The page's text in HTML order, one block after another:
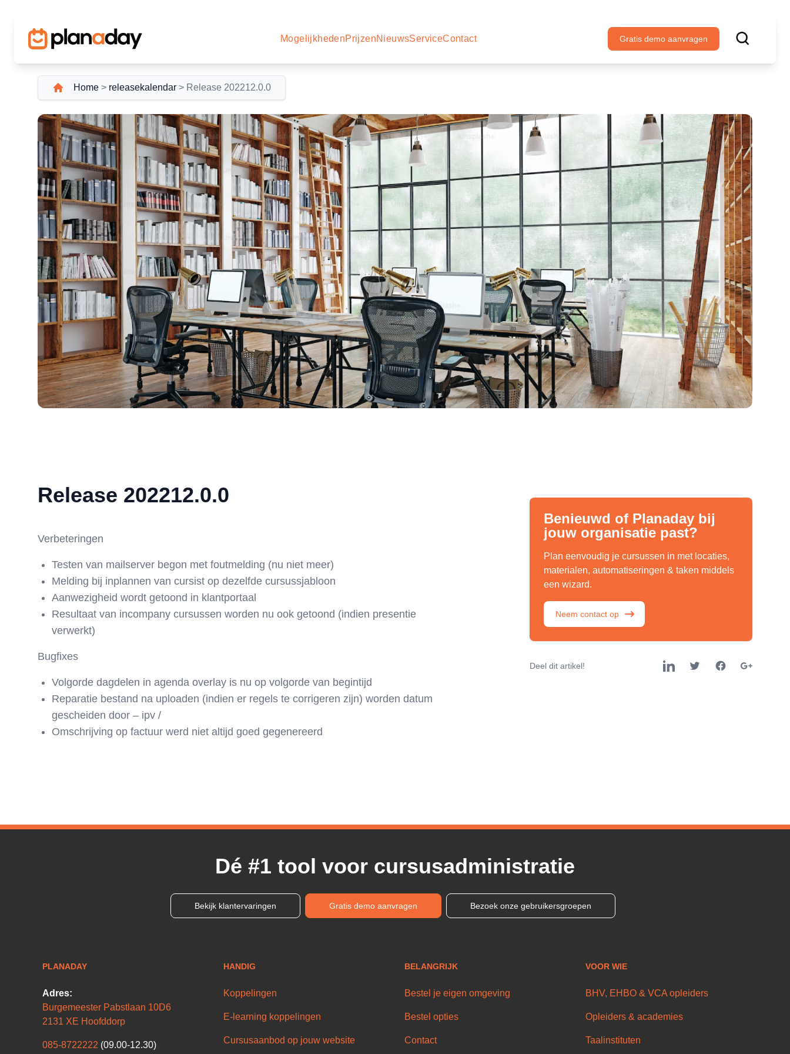
Gratis demo aanvragen
MogelijkhedenPrijzenNieuwsServiceContact
Home > releasekalendar > Release 202212.0.0
Release 202212.0.0
Verbeteringen
Testen van mailserver begon met foutmelding (nu niet meer)
Melding bij inplannen van cursist op dezelfde cursussjabloon
Aanwezigheid wordt getoond in klantportaal
Resultaat van incompany cursussen worden nu ook getoond (indien presentie
verwerkt)
Bugfixes
Volgorde dagdelen in agenda overlay is nu op volgorde van begintijd
Reparatie bestand na uploaden (indien er regels te corrigeren zijn) worden datum
gescheiden door – ipv /
Omschrijving op factuur werd niet altijd goed gegenereerd
Benieuwd of Planaday bij
jouw organisatie past?
Plan eenvoudig je cursussen in met locaties,
materialen, automatiseringen & taken middels
een wizard.
Neem contact op
Deel dit artikel!
Dé #1 tool voor cursusadministratie
Bekijk klantervaringen Gratis demo aanvragen Bezoek onze gebruikersgroepen
PLANADAY
Adres:
Burgemeester Pabstlaan 10D6
2131 XE Hoofddorp
085-8722222 (09.00-12.30)
HANDIG
Koppelingen
E-learning koppelingen
Cursusaanbod op jouw website
BELANGRIJK
Bestel je eigen omgeving
Bestel opties
Contact
VOOR WIE
BHV, EHBO & VCA opleiders
Opleiders & academies
Taalinstituten